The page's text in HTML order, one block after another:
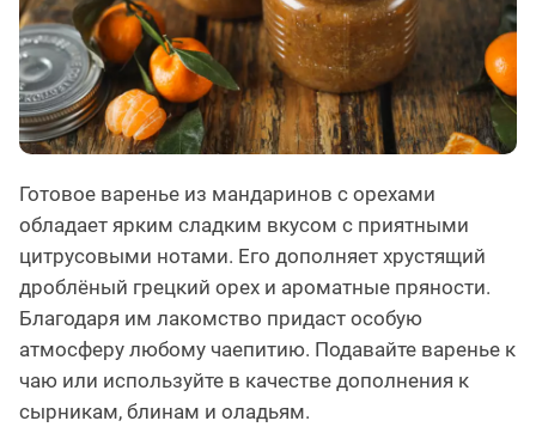
Готовое варенье из мандаринов с орехами
обладает ярким сладким вкусом с приятными
цитрусовыми нотами. Его дополняет хрустящий
дроблёный грецкий орех и ароматные пряности.
Благодаря им лакомство придаст особую
атмосферу любому чаепитию. Подавайте варенье к
чаю или используйте в качестве дополнения к
сырникам, блинам и оладьям.